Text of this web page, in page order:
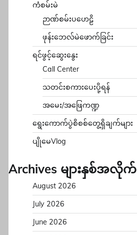
ကံစမ်းမဲ
ဉာဏ်စမ်းပဟေဠိ
ဖုန်းဘေလ်မဲဖောက်ခြင်း
ရင်ဖွင့်ဆွေးနွေး
Call Center
သတင်းစကားပေးပို့ရန်
အမေး/အဖြေကဏ္ဍ
ရွေးကောက်ပွဲစိစစ်တွေ့ရှိချက်များ
ပျိုမေVlog
Archives များနှစ်အလိုက်
August 2026
July 2026
June 2026